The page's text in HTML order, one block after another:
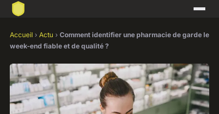
Accueil › Actu › Comment identifier une pharmacie de garde le
week-end fiable et de qualité ?